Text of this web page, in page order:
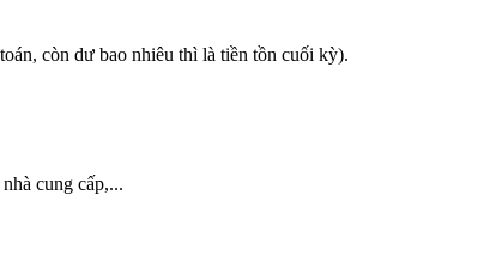
còn dư bao nhiêu thì là tiền tồn cuối kỳ).
cung cấp,...